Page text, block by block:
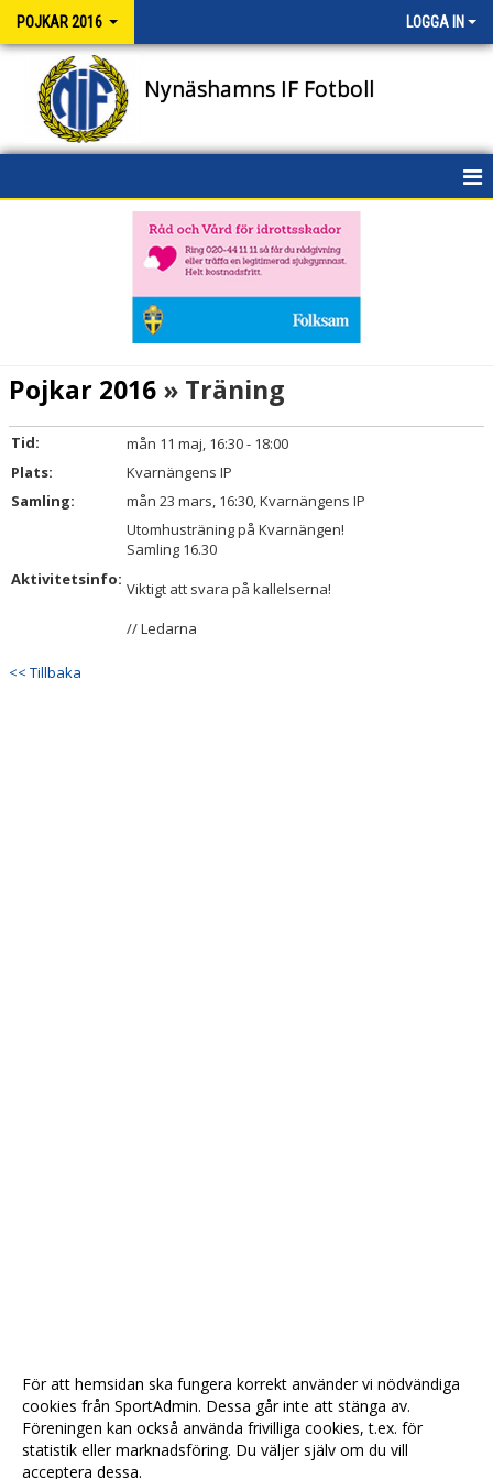
POJKAR 2016 LOGGA IN
Nynäshamns IF Fotboll
TRUPPEN
DOKUMENT
Pojkar 2016 » Träning
Tid:
mån 11 maj, 16:30 - 18:00
Plats:
Kvarnängens IP
Samling:
mån 23 mars, 16:30, Kvarnängens IP
Aktivitetsinfo:
Utomhusträning på Kvarnängen!
Samling 16.30
Viktigt att svara på kallelserna!
// Ledarna
<< Tillbaka
För att hemsidan ska fungera korrekt använder vi nödvändiga
cookies från SportAdmin. Dessa går inte att stänga av.
Föreningen kan också använda frivilliga cookies, t.ex. för
statistik eller marknadsföring. Du väljer själv om du vill
acceptera dessa.